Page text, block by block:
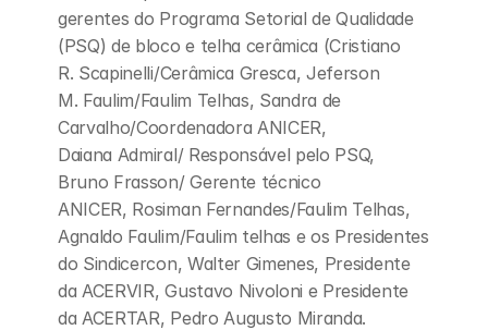
gerentes do Programa Setorial de Qualidade
(PSQ) de bloco e telha cerâmica (Cristiano
R. Scapinelli/Cerâmica Gresca, Jeferson
M. Faulim/Faulim Telhas, Sandra de
Carvalho/Coordenadora ANICER,
Daiana Admiral/ Responsável pelo PSQ,
Bruno Frasson/ Gerente técnico
ANICER, Rosiman Fernandes/Faulim Telhas,
Agnaldo Faulim/Faulim telhas e os Presidentes
do Sindicercon, Walter Gimenes, Presidente
da ACERVIR, Gustavo Nivoloni e Presidente
da ACERTAR, Pedro Augusto Miranda.